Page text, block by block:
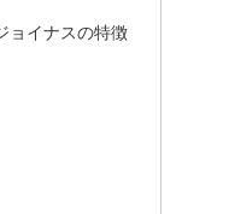
ョイナスの特徴